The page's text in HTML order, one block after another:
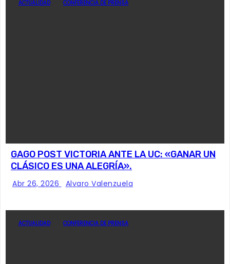
ACTUALIDAD CONFERENCIA DE PRENSA
GAGO POST VICTORIA ANTE LA UC: «GANAR UN
CLÁSICO ES UNA ALEGRÍA».
Abr 26, 2026 Alvaro Valenzuela
ACTUALIDAD CONFERENCIA DE PRENSA